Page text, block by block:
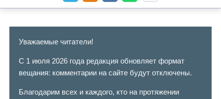
Уважаемые читатели!
С 1 июля 2026 года редакция обновляет формат
вещания: комментарии на сайте будут отключены.
Благодарим всех и каждого, кто на протяжении